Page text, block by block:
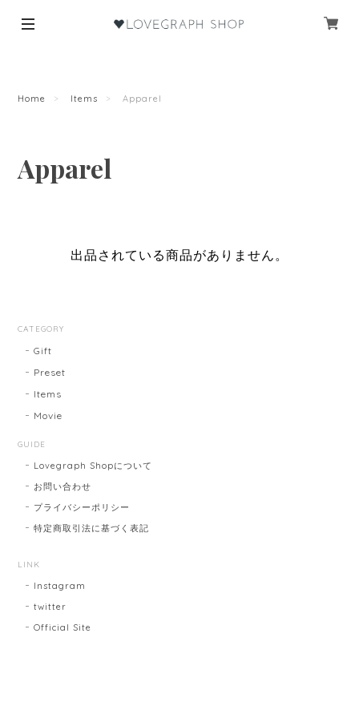
Home Items Apparel
Apparel
出品されている商品がありません。
CATEGORY
Gift
Preset
Items
Movie
GUIDE
Lovegraph Shopについて
お問い合わせ
プライバシーポリシー
特定商取引法に基づく表記
LINK
Instagram
twitter
Official Site